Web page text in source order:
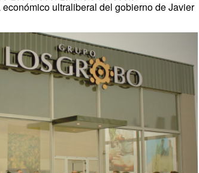
ultraliberal del gobierno de Javier